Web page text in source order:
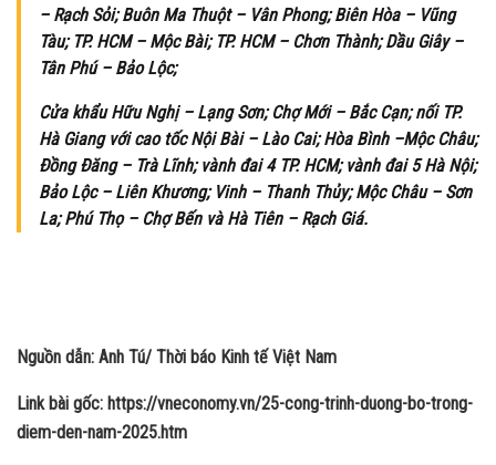
– Rạch Sỏi; Buôn Ma Thuột – Vân Phong; Biên Hòa – Vũng
Tàu; TP. HCM – Mộc Bài; TP. HCM – Chơn Thành; Dầu Giây –
Tân Phú – Bảo Lộc;
Cửa khẩu Hữu Nghị – Lạng Sơn; Chợ Mới – Bắc Cạn; nối TP.
Hà Giang với cao tốc Nội Bài – Lào Cai; Hòa Bình –Mộc Châu;
Đồng Đăng – Trà Lĩnh; vành đai 4 TP. HCM; vành đai 5 Hà Nội;
Bảo Lộc – Liên Khương; Vinh – Thanh Thủy; Mộc Châu – Sơn
La; Phú Thọ – Chợ Bến và Hà Tiên – Rạch Giá.
Nguồn dẫn: Anh Tú/ Thời báo Kinh tế Việt Nam
Link bài gốc: https://vneconomy.vn/25-cong-trinh-duong-bo-trong-
diem-den-nam-2025.htm